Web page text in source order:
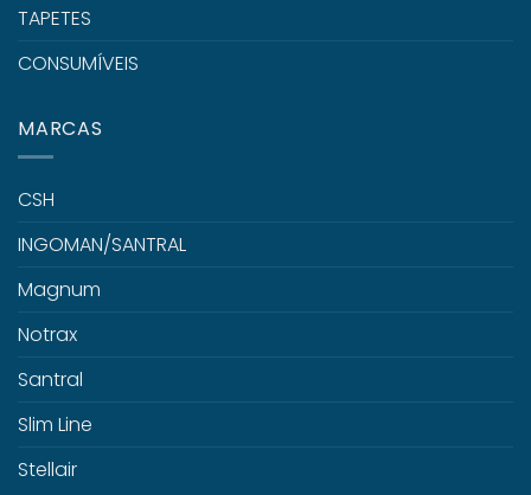
TAPETES
CONSUMÍVEIS
MARCAS
CSH
INGOMAN/SANTRAL
Magnum
Notrax
Santral
Slim Line
Stellair